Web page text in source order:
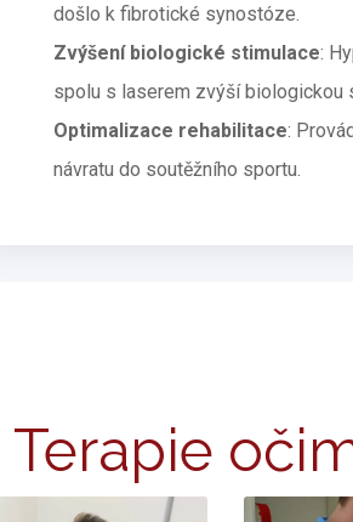
došlo k fibrotické synostóze.
Zvýšení biologické stimulace:
spolu s laserem zvýší biologickou
Optimalizace rehabilitace:
návratu do soutěžního sportu.
Terapie